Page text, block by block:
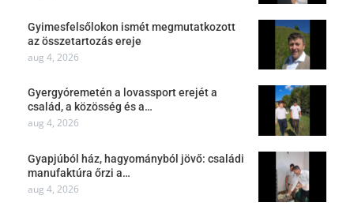
Gyimesfelsőlokon ismét megmutatkozott
az összetartozás ereje
aug 4, 2026
Gyergyóremetén a lovassport erejét a
család, a közösség és a…
aug 4, 2026
Gyapjúból ház, hagyományból jövő: családi
manufaktúra őrzi a…
aug 4, 2026